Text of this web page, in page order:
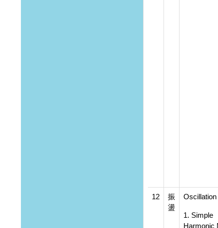
12
振
盪
Oscillation
1. Simple
Harmonic